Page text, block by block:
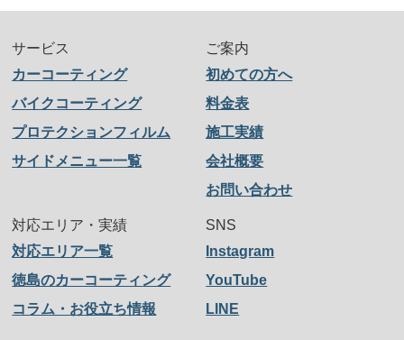
サービス
カーコーティング
バイクコーティング
プロテクションフィルム
サイドメニュー一覧
ご案内
初めての方へ
料金表
施工実績
会社概要
お問い合わせ
対応エリア・実績
対応エリア一覧
徳島のカーコーティング
コラム・お役立ち情報
SNS
Instagram
YouTube
LINE